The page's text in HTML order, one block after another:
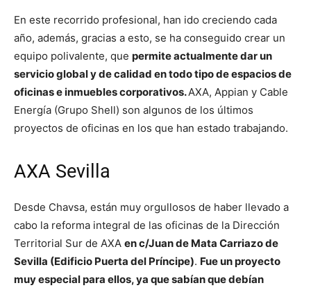
En este recorrido profesional, han ido creciendo cada
año, además, gracias a esto, se ha conseguido crear un
equipo polivalente, que permite actualmente dar un
servicio global y de calidad en todo tipo de espacios de
oficinas e inmuebles corporativos.AXA, Appian y Cable
Energía (Grupo Shell) son algunos de los últimos
proyectos de oficinas en los que han estado trabajando.
AXA Sevilla
Desde Chavsa, están muy orgullosos de haber llevado a
cabo la reforma integral de las oficinas de la Dirección
Territorial Sur de AXA en c/Juan de Mata Carriazo de
Sevilla (Edificio Puerta del Príncipe). Fue un proyecto
muy especial para ellos, ya que sabían que debían